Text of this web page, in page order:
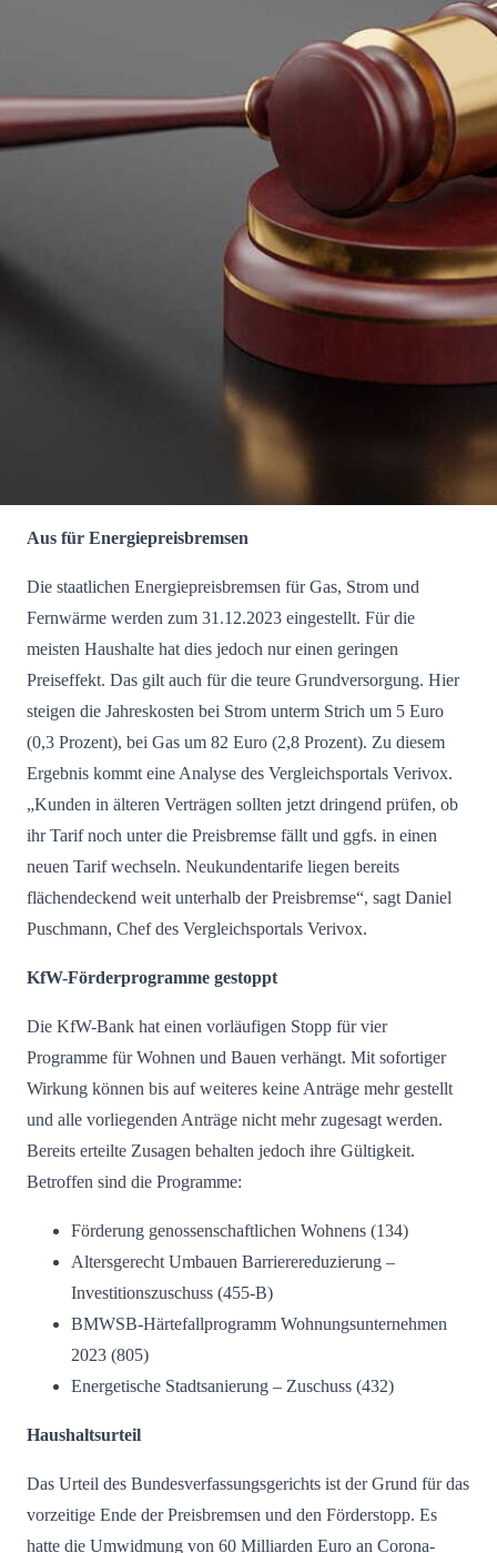
Aus für Energiepreisbremsen
Die staatlichen Energiepreisbremsen für Gas, Strom und
Fernwärme werden zum 31.12.2023 eingestellt. Für die
meisten Haushalte hat dies jedoch nur einen geringen
Preiseffekt. Das gilt auch für die teure Grundversorgung. Hier
steigen die Jahreskosten bei Strom unterm Strich um 5 Euro
(0,3 Prozent), bei Gas um 82 Euro (2,8 Prozent). Zu diesem
Ergebnis kommt eine Analyse des Vergleichsportals Verivox.
„Kunden in älteren Verträgen sollten jetzt dringend prüfen, ob
ihr Tarif noch unter die Preisbremse fällt und ggfs. in einen
neuen Tarif wechseln. Neukundentarife liegen bereits
flächendeckend weit unterhalb der Preisbremse“, sagt Daniel
Puschmann, Chef des Vergleichsportals Verivox.
KfW-Förderprogramme gestoppt
Die KfW-Bank hat einen vorläufigen Stopp für vier
Programme für Wohnen und Bauen verhängt. Mit sofortiger
Wirkung können bis auf weiteres keine Anträge mehr gestellt
und alle vorliegenden Anträge nicht mehr zugesagt werden.
Bereits erteilte Zusagen behalten jedoch ihre Gültigkeit.
Betroffen sind die Programme:
Förderung genossenschaftlichen Wohnens (134)
Altersgerecht Umbauen Barrierereduzierung –
Investitionszuschuss (455-B)
BMWSB-Härtefallprogramm Wohnungsunternehmen
2023 (805)
Energetische Stadtsanierung – Zuschuss (432)
Haushaltsurteil
Das Urteil des Bundesverfassungsgerichts ist der Grund für das
vorzeitige Ende der Preisbremsen und den Förderstopp. Es
hatte die Umwidmung von 60 Milliarden Euro an Corona-